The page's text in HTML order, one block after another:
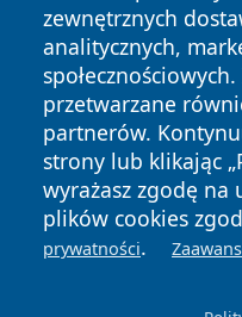
zewnętrznych
analitycznych,
przetwarzane
partnerów.
strony lub klikając
wyrażasz zgodę na
plików cookies
prywatności.
zastrzeżone.
News Autorzy
cześć